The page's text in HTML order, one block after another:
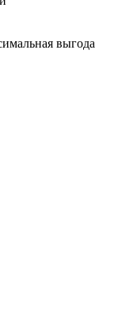
выгода